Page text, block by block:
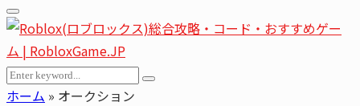
Primary
Menu
Search
for:
Search
ホーム » オークション